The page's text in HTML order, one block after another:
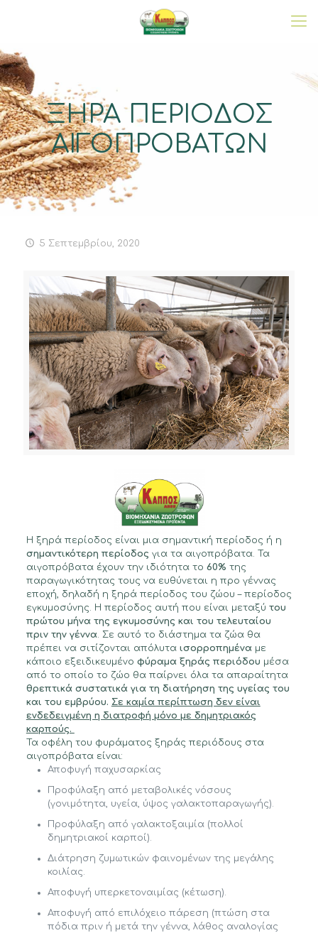
ΞΗΡΑ ΠΕΡΙΟΔΟΣ
ΑΙΓΟΠΡΟΒΑΤΩΝ
5 Σεπτεμβρίου, 2020
Η ξηρά περίοδος είναι μια σημαντική περίοδος ή η
σημαντικότερη περίοδος για τα αιγοπρόβατα. Τα
αιγοπρόβατα έχουν την ιδιότητα το 60% της
παραγωγικότητας τους να ευθύνεται η προ γέννας
εποχή, δηλαδή η ξηρά περίοδος του ζώου – περίοδος
εγκυμοσύνης. Η περίοδος αυτή που είναι μεταξύ του
πρώτου μήνα της εγκυμοσύνης και του τελευταίου
πριν την γέννα. Σε αυτό το διάστημα τα ζώα θα
πρέπει να σιτίζονται απόλυτα ισορροπημέναμε
κάποιο εξειδικευμένο φύραμα ξηράς περιόδου μέσα
από το οποίο το ζώο θα παίρνει όλα τα απαραίτητα
θρεπτικά συστατικά για τη διατήρηση της υγείας του
και του εμβρύου. Σε καμία περίπτωση δεν είναι
ενδεδειγμένη η διατροφή μόνο με δημητριακός
καρπούς.
Τα οφέλη του φυράματος ξηράς περιόδους στα
αιγοπρόβατα είναι:
Αποφυγή παχυσαρκίας
Προφύλαξη από μεταβολικές νόσους
(γονιμότητα, υγεία, ύψος γαλακτοπαραγωγής).
Προφύλαξη από γαλακτοξαιμία (πολλοί
δημητριακοί καρποί).
Διάτρηση ζυμωτικών φαινομένων της μεγάλης
κοιλίας.
Αποφυγή υπερκετοναιμίας (κέτωση).
Αποφυγή από επιλόχειο πάρεση (πτώση στα
πόδια πριν ή μετά την γέννα, λάθος αναλογίας